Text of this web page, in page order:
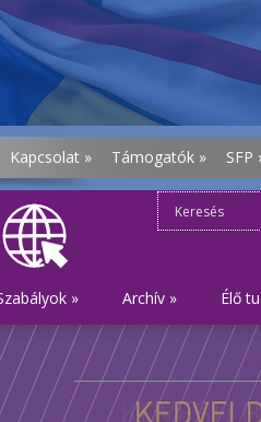
Kapcsolat » Támogatók » SFP
» Archív » Élő